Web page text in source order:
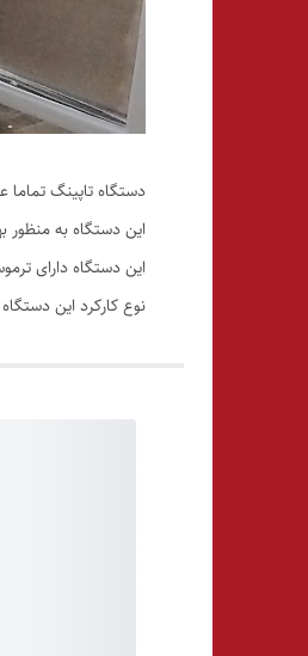
دستگاه تاپینگ
این دستگاه به
این دستگاه دارای
نوع کارکرد این